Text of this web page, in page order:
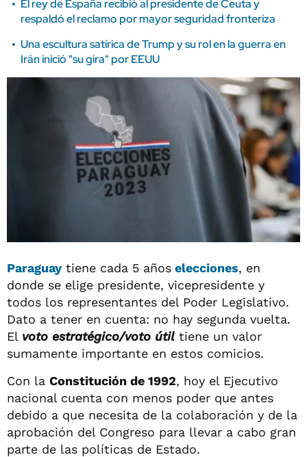
El rey de España recibió al presidente de Ceuta y
respaldó el reclamo por mayor seguridad fronteriza
Una escultura satírica de Trump y su rol en la guerra en
Irán inició "su gira" por EEUU
Paraguay tiene cada 5 años elecciones, en
donde se elige presidente, vicepresidente y
todos los representantes del Poder Legislativo.
Dato a tener en cuenta: no hay segunda vuelta.
El voto estratégico/voto útil tiene un valor
sumamente importante en estos comicios.
Con la Constitución de 1992, hoy el Ejecutivo
nacional cuenta con menos poder que antes
debido a que necesita de la colaboración y de la
aprobación del Congreso para llevar a cabo gran
parte de las políticas de Estado.